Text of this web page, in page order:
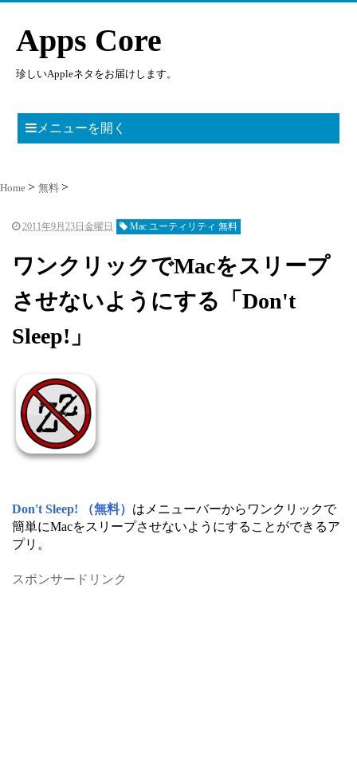
Apps Core
珍しいAppleネタをお届けします。
メニューを開く
Home 無料
2011年9月23日金曜日 Mac ユーティリティ 無料
ワンクリックでMacをスリープ
させないようにする「Don't
Sleep!」
Don't Sleep! （無料） はメニューバーからワンクリックで
簡単にMacをスリープさせないようにすることができるア
プリ。
スポンサードリンク